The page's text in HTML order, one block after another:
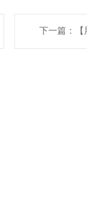
下一篇：【